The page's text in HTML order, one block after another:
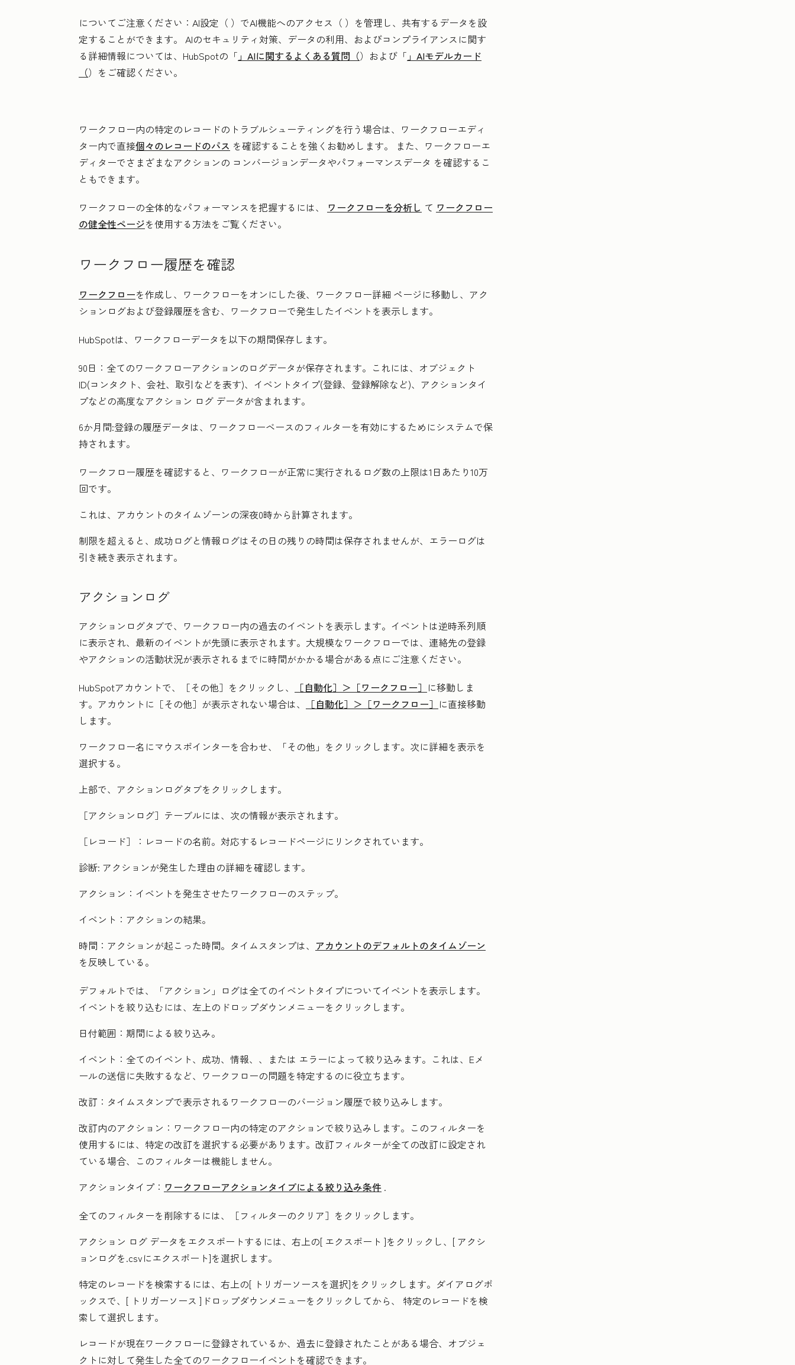
についてご注意ください：AI設定（ ）でAI機能へのアクセス（ ）を管理し、共有するデータを設
定することができます。 AIのセキュリティ対策、データの利用、およびコンプライアンスに関す
る詳細情報については、HubSpotの「 」AIに関するよくある質問（）および「 」AIモデルカード
（）をご確認ください。
ワークフロー内の特定のレコードのトラブルシューティングを行う場合は、 ワークフローエディ
ター内で直接個々のレコードのパス を確認することを強くお勧めします。 また、ワークフローエ
ディターでさまざまなアクションの コンバージョンデータやパフォーマンスデータ を確認するこ
ともできます。
ワークフローの全体的なパフォーマンスを把握するには、 ワークフローを分析し て ワークフロー
の健全性ページを使用する方法をご覧ください。
ワークフロー履歴を確認
ワークフローを作成し、ワークフローをオンにした後、ワークフロー詳細 ページに移動し、 アク
ションログおよび登録履歴を含む、ワークフローで発生したイベントを表示します。
HubSpotは、ワークフローデータを以下の期間保存します。
90日： 全てのワークフローアクションのログデータが保存されます。これには、オブジェクト
ID(コンタクト、会社、取引などを表す)、イベントタイプ(登録、登録解除など)、アクションタイ
プなどの高度なアクション ログ データが含まれます。
6か月間:登録の履歴データは、ワークフローベースのフィルターを有効にするためにシステムで保
持されます。
ワークフロー履歴を確認すると、ワークフローが正常に実行されるログ数の上限は1日あたり10万
回です。
これは、アカウントのタイムゾーンの深夜0時から計算されます。
制限を超えると、成功ログと情報ログはその日の残りの時間は保存されませんが、エラーログは
引き続き表示されます。
アクションログ
アクションログタブで、ワークフロー内の過去のイベントを表示します。イベントは逆時系列順
に表示され、最新のイベントが先頭に表示されます。大規模なワークフローでは、連絡先の登録
やアクションの活動状況が表示されるまでに時間がかかる場合がある点にご注意ください。
HubSpotアカウントで、
［その他］をクリックし、 ［自動化］＞ ［ワークフロー］ に移動しま
す。アカウントに ［その他］が表示されない場合は、 ［自動化］＞ ［ワークフロー］ に直接移動
します。
ワークフロー名にマウスポインターを合わせ、
「その他」 をクリックします。次に詳細を表示を
選択する。
上部で、 アクションログタブをクリックします。
［アクションログ］ テーブルには、次の情報が表示されます。
［レコード］： レコードの名前。対応するレコードページにリンクされています。
診断: アクションが発生した理由の詳細を確認します。
アクション： イベントを発生させたワークフローのステップ。
イベント： アクションの結果。
時間： アクションが起こった時間。タイムスタンプは、 アカウントのデフォルトのタイムゾーン
を反映している。
デフォルトでは、
「アクション」ログは全てのイベントタイプについてイベントを表示します。
イベントを絞り込むには、左上の ドロップダウンメニューをクリックします。
日付範囲： 期間による絞り込み。
イベント： 全てのイベント、 成功、 情報、 、または エラーによって絞り込みます。これは、Eメ
ールの送信に失敗するなど、ワークフローの問題を特定するのに役立ちます。
改訂： タイムスタンプで表示されるワークフローのバージョン履歴で絞り込みします。
改訂内のアクション： ワークフロー内の特定のアクションで絞り込みします。このフィルターを
使用するには、特定の改訂を選択する必要があります。 改訂フィルターが全ての改訂に設定され
ている場合、このフィルターは機能しません。
アクションタイプ： ワークフローアクションタイプによる絞り込み条件 .
全てのフィルターを削除するには、［フィルターのクリア］をクリックします。
アクション ログ データをエクスポートするには、右上の[ エクスポート ]をクリックし、[ アクシ
ョンログを.csvにエクスポート]を選択します。
特定のレコードを検索するには、右上の[ トリガーソースを選択]をクリックします。ダイアログボ
ックスで、[ トリガーソース ]ドロップダウンメニューをクリックしてから、 特定のレコードを検
索して選択します。
レコードが現在ワークフローに登録されているか、過去に登録されたことがある場合、オブジェ
クトに対して発生した全てのワークフローイベントを確認できます。